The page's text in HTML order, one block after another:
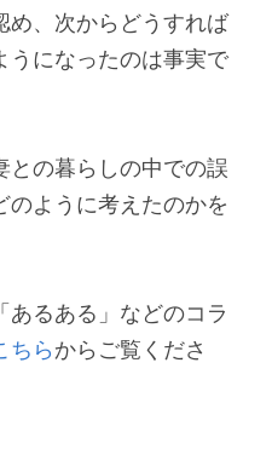
め、次からどうすれば
うになったのは事実で
との暮らしの中での誤
のように考えたのかを
あるある」などのコラ
ちら からご覧くださ